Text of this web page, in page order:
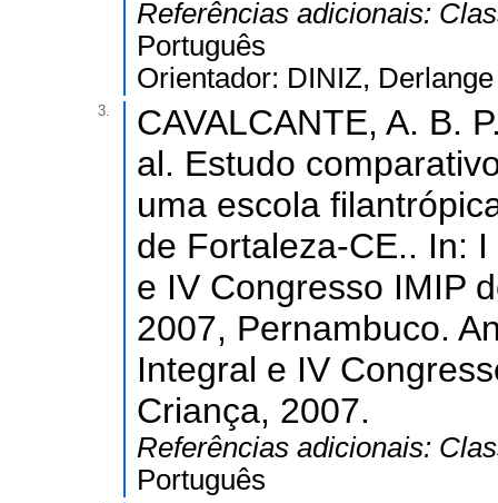
Referências adicionais:
Português
Orientador: DINIZ,
3.
CAVALCANTE, A. B.
al. Estudo
uma escola
de Fortaleza-CE.. In:
e IV Congresso IMIP
2007, Pernambuco.
Integral e IV
Criança, 2007.
Referências adicionais:
Português